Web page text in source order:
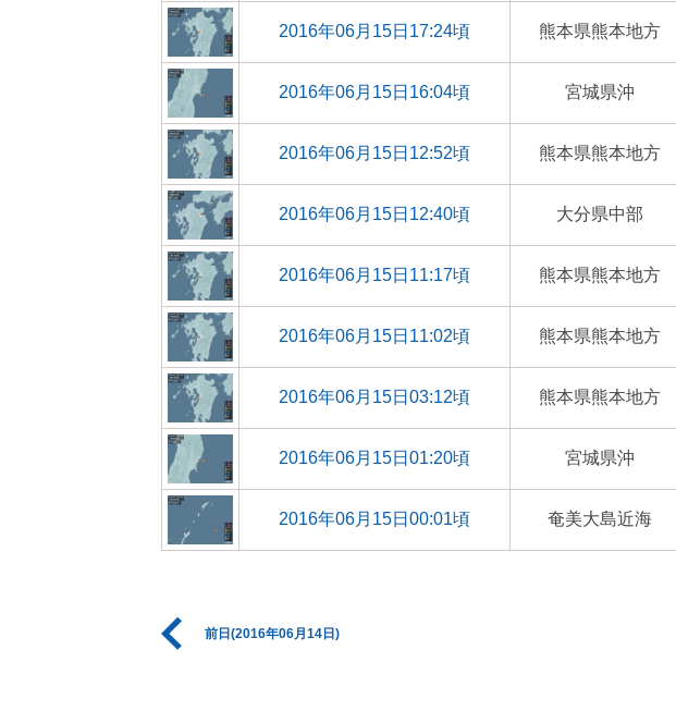
2016年06月15日17:24頃 熊本県熊本地方
2016年06月15日16:04頃 宮城県沖
2016年06月15日12:52頃 熊本県熊本地方
2016年06月15日12:40頃 大分県中部
2016年06月15日11:17頃 熊本県熊本地方
2016年06月15日11:02頃 熊本県熊本地方
2016年06月15日03:12頃 熊本県熊本地方
2016年06月15日01:20頃 宮城県沖
2016年06月15日00:01頃 奄美大島近海
前日(2016年06月14日)